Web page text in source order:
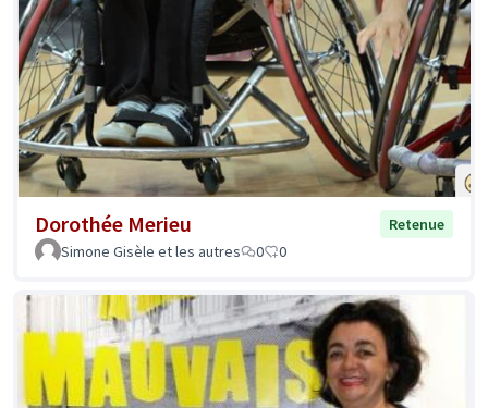
Dorothée Merieu
Retenue
Simone Gisèle et les autres
0 0